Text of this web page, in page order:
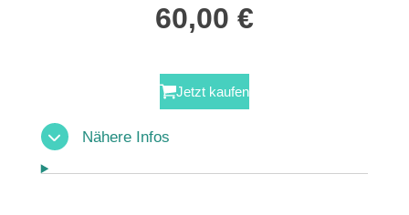
60,00 €
Jetzt kaufen
Nähere Infos